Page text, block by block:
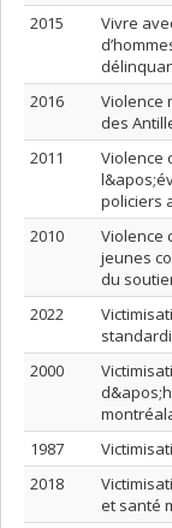
2015
Vivre
2016
Violence
des
2011
Violence
policiers
2010
Violence
jeunes
du
2022
2000
1987
2018
et santé